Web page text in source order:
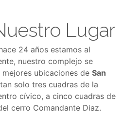
Lugar
24 años estamos al
nuestro complejo se
ubicaciones de San
solo tres cuadras de la
cívico, a cinco cuadras de
cerro Comandante Diaz.